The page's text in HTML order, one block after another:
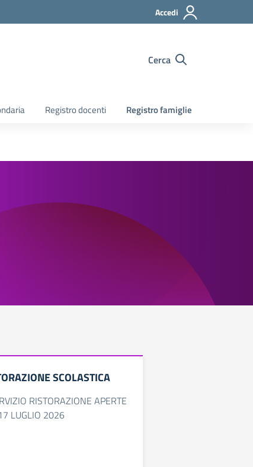
Accedi
Cerca
Registro docenti Registro famiglie
SCOLASTICA
RISTORAZIONE APERTE
LUGLIO 2026